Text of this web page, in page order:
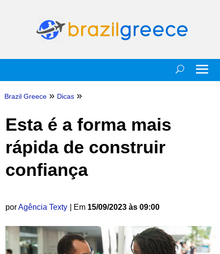
Brazil Greece » Dicas »
Esta é a forma mais
rápida de construir
confiança
porAgência Texty | Em 15/09/2023 às 09:00